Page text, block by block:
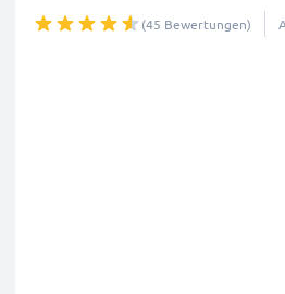
(45 Bewertungen)